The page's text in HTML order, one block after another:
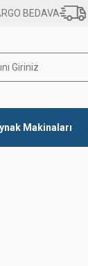
BEDAVA
Makinaları